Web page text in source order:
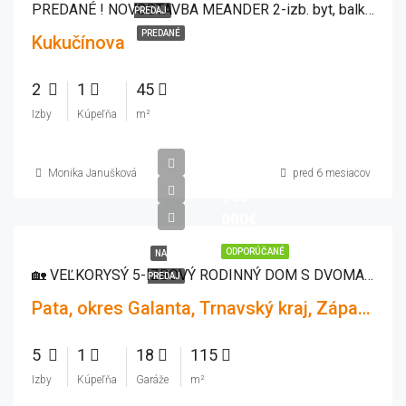
PREDAJ
PREDANÉ
PREDANÉ ! NOVOSTAVBA MEANDER 2-izb. byt, balkón, lódžia, zariadený
Kukučínova
2
Izby
1
Kúpeľňa
45
m²
Monika Janušková pred 6 mesiacov
ODPORÚČANÉ
NA
PREDAJ 🏡 VEĽKORYSÝ 5-IZBOVÝ RODINNÝ DOM S DVOMA VCHODMI, GARÁŽOU, ZÁHRADOU A INVESTIČNÝM POTENCIÁLOM, 1544 m2
Pata, okres Galanta, Trnavský kraj, Západné Slovensko, 925 53, Slovensko
5
Izby
1
Kúpeľňa
18
Garáže
115
m²